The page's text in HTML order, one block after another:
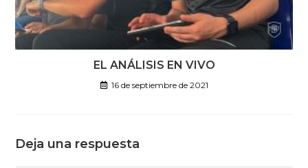
EL ANÁLISIS EN VIVO
16 de septiembre de 2021
Deja una respuesta